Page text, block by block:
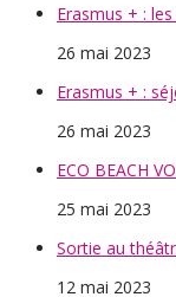
Erasmus + :
26 mai 2023
Erasmus + :
26 mai 2023
ECO BEACH
25 mai 2023
Sortie au
12 mai 2023